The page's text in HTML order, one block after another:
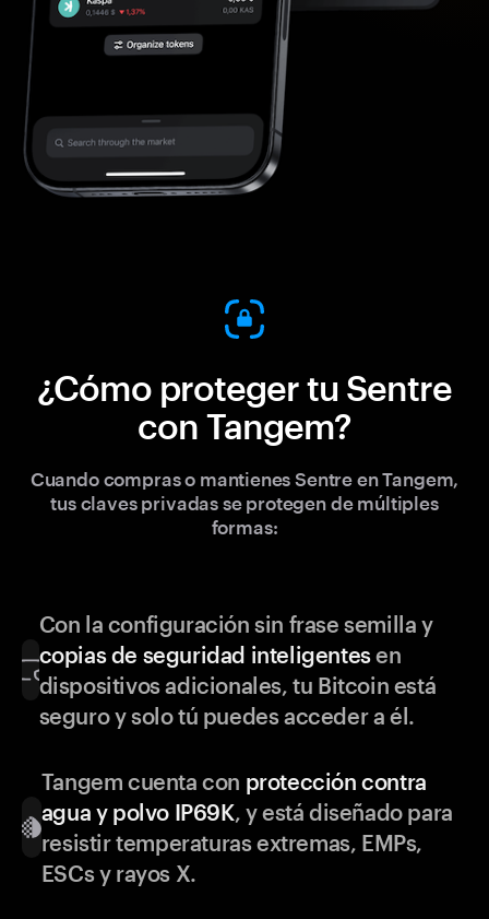
¿Cómo proteger tu Sentre
con Tangem?
Cuando compras o mantienes Sentre en Tangem,
tus claves privadas se protegen de múltiples
formas:
Con la configuración sin frase semilla y
copias de seguridad inteligentesen
dispositivos adicionales, tu Bitcoin está
seguro y solo tú puedes acceder a él.
Tangem cuenta con protección contra
agua y polvo IP69K, y está diseñado para
resistir temperaturas extremas, EMPs,
ESCs y rayos X.